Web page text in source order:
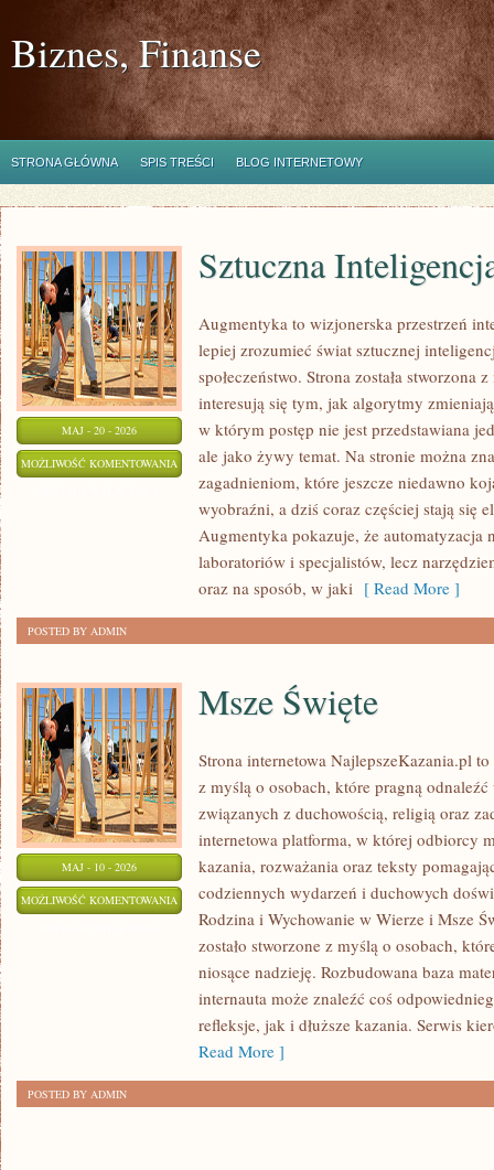
Biznes, Finanse
STRONA GŁÓWNA SPIS TREŚCI BLOG INTERNETOWY
MAJ - 20 - 2026
MOŻLIWOŚĆ KOMENTOWANIA SZTUCZNA
INTELIGENCJA
PRAKTYCE
Sztuczna
Augmentyka to wizjonerska przestrzeń
lepiej zrozumieć świat sztucznej
społeczeństwo. Strona została
interesują się tym, jak algorytmy
w którym postęp nie jest przedstawiana
ale jako żywy temat. Na stronie można
zagadnieniom, które jeszcze niedawno
wyobraźni, a dziś coraz częściej stają się
Augmentyka pokazuje, że automatyzacja
laboratoriów i specjalistów, lecz
oraz na sposób, w jaki [ Read More ]
POSTED BY ADMIN
MAJ - 10 - 2026
MOŻLIWOŚĆ KOMENTOWANIA MSZE
ŚWIĘTE
Msze Święte
Strona internetowa NajlepszeKazania.pl
z myślą o osobach, które pragną
związanych z duchowością, religią oraz
internetowa platforma, w której odbiorcy
kazania, rozważania oraz teksty
codziennych wydarzeń i duchowych
Rodzina i Wychowanie w Wierze i Msze
zostało stworzone z myślą o osobach,
niosące nadzieję. Rozbudowana baza
internauta może znaleźć coś
refleksje, jak i dłuższe kazania. Serwis
Read More ]
POSTED BY ADMIN